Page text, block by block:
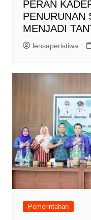
PERAN
PENURUNAN
MENJADI
lensaperistiwa
Pemerintahan